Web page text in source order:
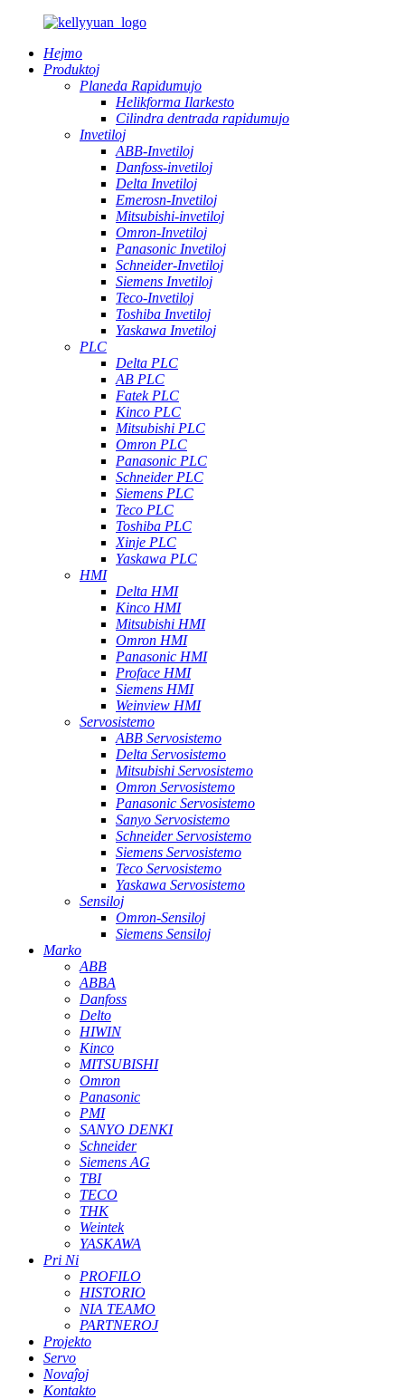
Hejmo
Produktoj
Planeda Rapidumujo
Helikforma Ilarkesto
Cilindra dentrada rapidumujo
Invetiloj
ABB-Invetiloj
Danfoss-invetiloj
Delta Invetiloj
Emerosn-Invetiloj
Mitsubishi-invetiloj
Omron-Invetiloj
Panasonic Invetiloj
Schneider-Invetiloj
Siemens Invetiloj
Teco-Invetiloj
Toshiba Invetiloj
Yaskawa Invetiloj
PLC
Delta PLC
AB PLC
Fatek PLC
Kinco PLC
Mitsubishi PLC
Omron PLC
Panasonic PLC
Schneider PLC
Siemens PLC
Teco PLC
Toshiba PLC
Xinje PLC
Yaskawa PLC
HMI
Delta HMI
Kinco HMI
Mitsubishi HMI
Omron HMI
Panasonic HMI
Proface HMI
Siemens HMI
Weinview HMI
Servosistemo
ABB Servosistemo
Delta Servosistemo
Mitsubishi Servosistemo
Omron Servosistemo
Panasonic Servosistemo
Sanyo Servosistemo
Schneider Servosistemo
Siemens Servosistemo
Teco Servosistemo
Yaskawa Servosistemo
Sensiloj
Omron-Sensiloj
Siemens Sensiloj
Marko
ABB
ABBA
Danfoss
Delto
HIWIN
Kinco
MITSUBISHI
Omron
Panasonic
PMI
SANYO DENKI
Schneider
Siemens AG
TBI
TECO
THK
Weintek
YASKAWA
Pri Ni
PROFILO
HISTORIO
NIA TEAMO
PARTNEROJ
Projekto
Servo
Novaĵoj
Kontakto